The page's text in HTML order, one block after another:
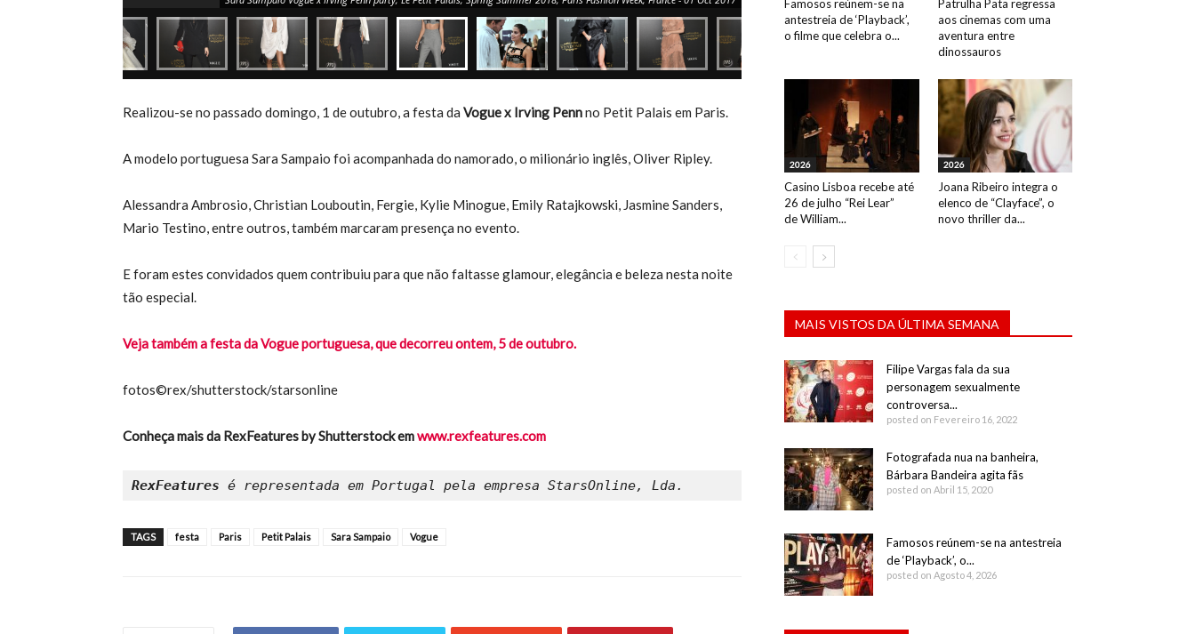
Realizou-se no passado domingo, 1 de outubro, a festa da Vogue x Irving Pennno Petit Palais em Paris.
A modelo portuguesa Sara Sampaio foi acompanhada do namorado, o milionário inglês, Oliver Ripley.
Alessandra Ambrosio, Christian Louboutin, Fergie, Kylie Minogue, Emily Ratajkowski, Jasmine Sanders,
Mario Testino, entre outros, também marcaram presença no evento.
E foram estes convidados quem contribuiu para que não faltasse glamour, elegância e beleza nesta noite
tão especial.
Veja também a festa da Vogue portuguesa, que decorreu ontem, 5 de outubro.
fotos©rex/shutterstock/starsonline
Conheça mais da RexFeatures by Shutterstock emwww.rexfeatures.com
RexFeatures
TAGS festa Paris Petit Palais Sara Sampaio Vogue
Famosos reúnem-se na
antestreia de ‘Playback’,
o filme que celebra o...
Patrulha Pata regressa
aos cinemas com uma
aventura entre
dinossauros
2026
Casino Lisboa recebe até
26 de julho “Rei Lear”
de William...
2026
Joana Ribeiro integra o
elenco de “Clayface”, o
novo thriller da...
MAIS VISTOS DA ÚLTIMA SEMANA
Filipe Vargas fala da sua
personagem sexualmente
controversa...
posted on Fevereiro 16, 2022
Fotografada nua na banheira,
Bárbara Bandeira agita fãs
posted on Abril 15, 2020
Famosos reúnem-se na antestreia
de ‘Playback’, o...
posted on Agosto 4, 2026